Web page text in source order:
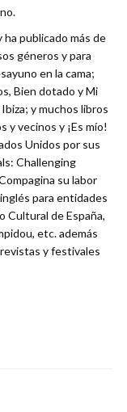
publicado más de
géneros y para
en la cama;
Bien dotado y Mi
y muchos libros
y vecinos y ¡Es mío!
Unidos por sus
Challenging
su labor
para entidades
Cultural de España,
etc. además
y festivales